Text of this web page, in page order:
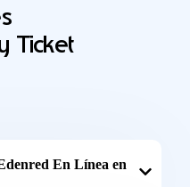
Ticket
En Línea en